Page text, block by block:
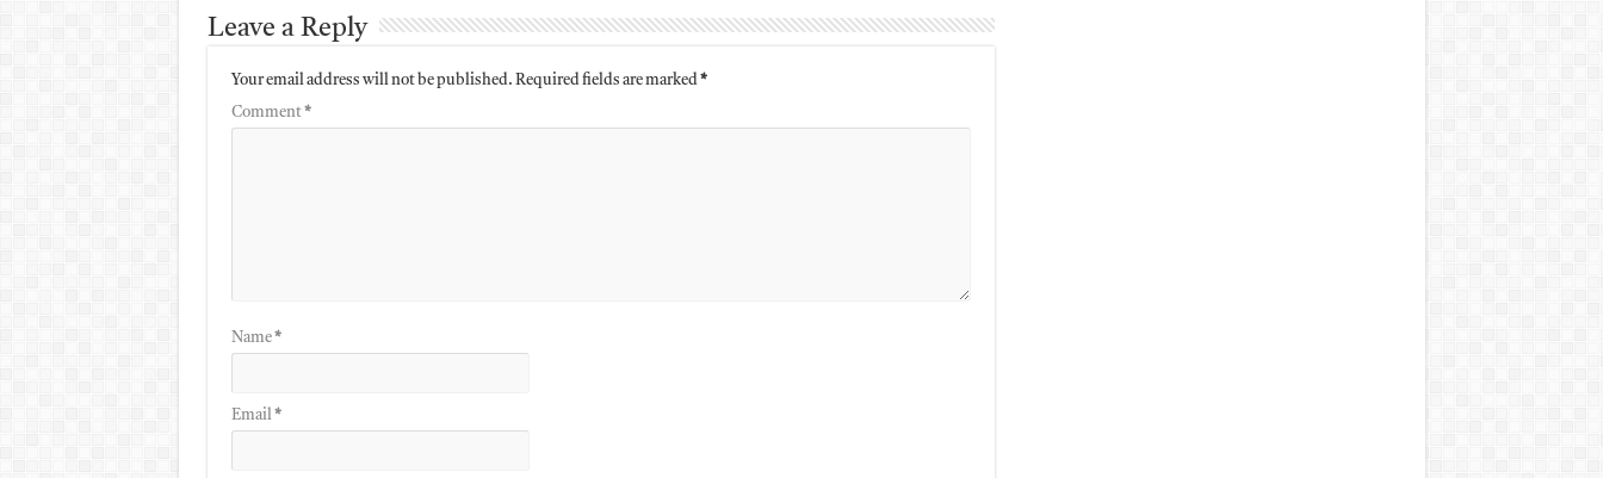
Leave a Reply
Your email address will not be published. Required fields are marked*
Comment*
Name*
Email*